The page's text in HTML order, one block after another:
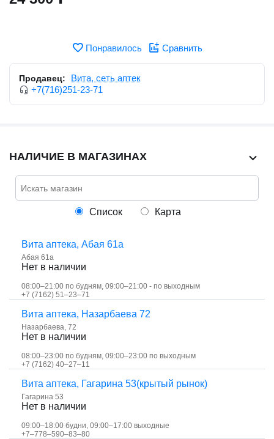
Понравилось Сравнить
Продавец:
Вита, сеть аптек
+7(716)251-23-71
НАЛИЧИЕ В МАГАЗИНАХ
Список Карта
Вита аптека, Абая 61а
Абая 61а
Нет в наличии
08:00–21:00 по будням, 09:00–21:00 - по выходным
+7 (7162) 51‒23‒71
Вита аптека, Назарбаева 72
Назарбаева, 72
Нет в наличии
08:00–23:00 по будням, 09:00–23:00 по выходным
+7 (7162) 40‒27‒11
Вита аптека, Гагарина 53(крытый рынок)
Гагарина 53
Нет в наличии
09:00–18:00 будни, 09:00–17:00 выходные
+7‒778‒590‒83‒80